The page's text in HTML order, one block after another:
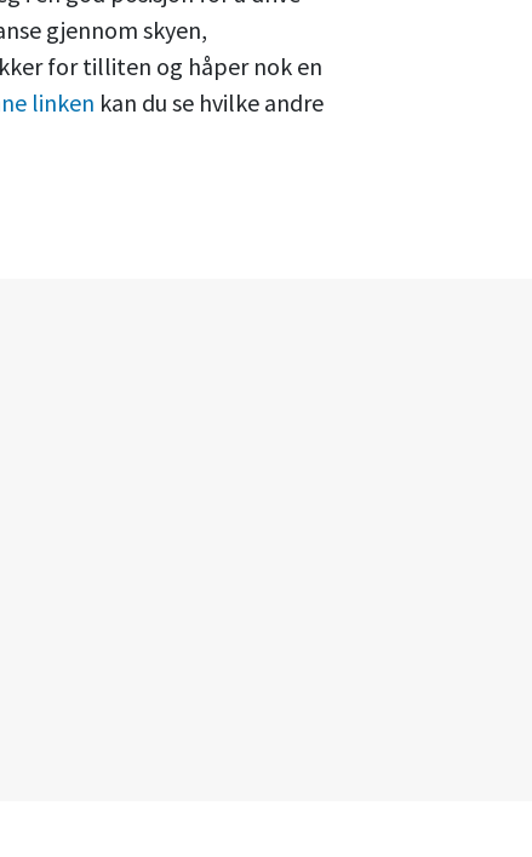
gjennom skyen,
for tilliten og håper nok en
linken kan du se hvilke andre